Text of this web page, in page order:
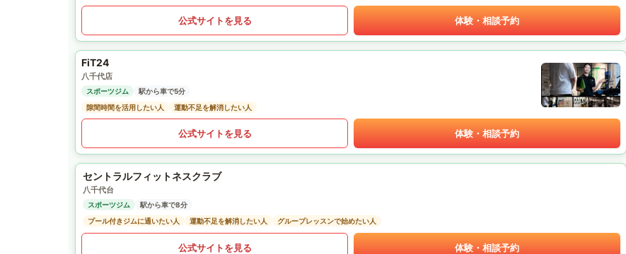
公式サイトを見る 体験・相談予約
FiT24
八千代店
スポーツジム
駅から車で5分
隙間時間を活用したい人
運動不足を解消したい人
公式サイトを見る 体験・相談予約
セントラルフィットネスクラブ
八千代台
スポーツジム
駅から車で8分
プール付きジムに通いたい人
運動不足を解消したい人 グループレッスンで始めたい人
公式サイトを見る 体験・相談予約